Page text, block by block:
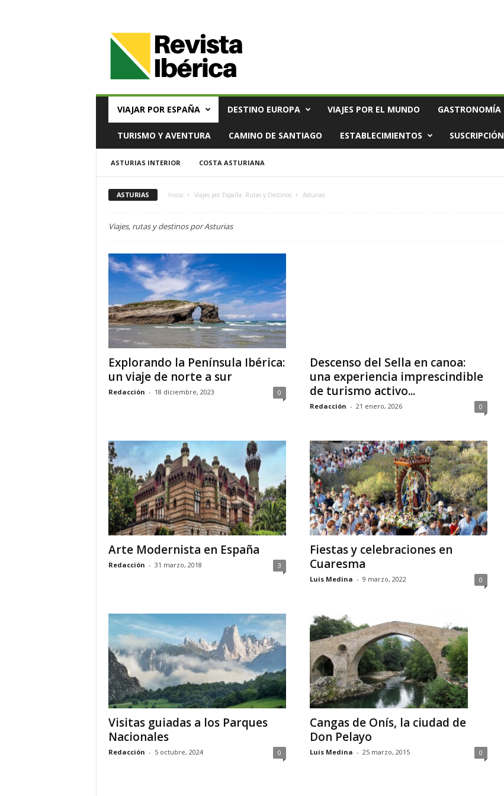
m
VIAJAR POR ESPAÑA DESTINO EUROPA VIAJES POR EL MUNDO GASTRONOMÍA
TURISMO Y AVENTURA CAMINO DE SANTIAGO ESTABLECIMIENTOS SUSCRIPCIÓN
ASTURIAS INTERIOR COSTA ASTURIANA
ASTURIAS Inicio Viajes por España: Rutas y Destinos Asturias
Viajes, rutas y destinos por Asturias
Explorando la Península Ibérica:
un viaje de norte a sur
Redacción - 18 diciembre, 2023 0
Descenso del Sella en canoa:
una experiencia imprescindible
de turismo activo...
Redacción - 21 enero, 2026 0
Arte Modernista en España
Redacción - 31 marzo, 2018 3
Fiestas y celebraciones en
Cuaresma
Luis Medina - 9 marzo, 2022 0
Visitas guiadas a los Parques
Nacionales
Redacción - 5 octubre, 2024 0
Cangas de Onís, la ciudad de
Don Pelayo
Luis Medina - 25 marzo, 2015 0